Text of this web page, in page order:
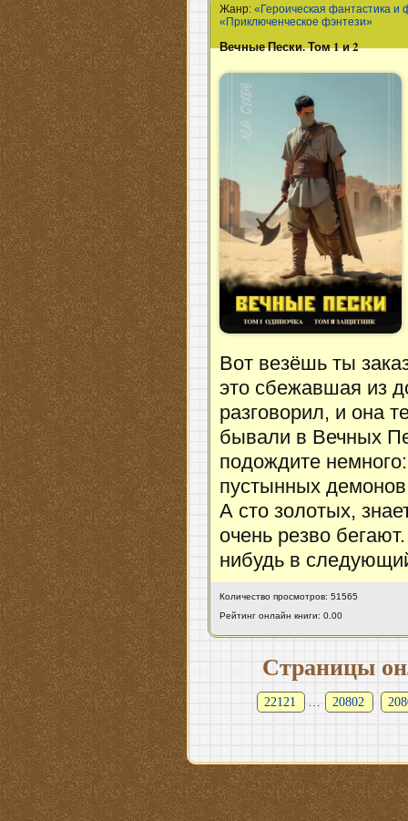
Жанр:«Героическая фантастика и
«Приключенческое фэнтези»
Вечные Пески. Том 1 и 2
Вот везёшь ты
это сбежавшая из
разговорил, и она
бывали в Вечных
подождите
пустынных
А сто золотых,
очень резво
нибудь в
Количество просмотров: 51565
Рейтинг онлайн книги: 0.00
Страницы
22121 20802